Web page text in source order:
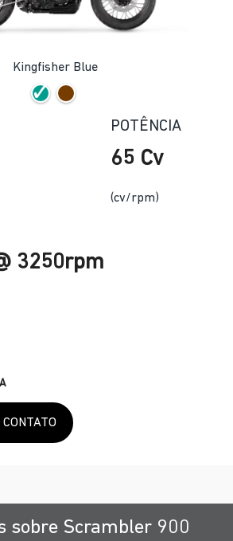
Kingfisher Blue
POTÊNCIA
65 Cv
(cv/rpm)
3250rpm
sobre Scrambler 900